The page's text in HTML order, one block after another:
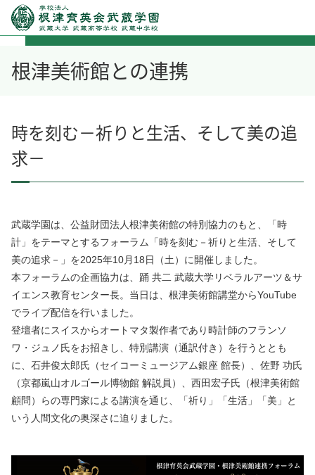
根津美術館との連携
時を刻む－祈りと生活、そして美の追
求－
武蔵学園は、公益財団法人根津美術館の特別協力のもと、「時
計」をテーマとするフォーラム「時を刻む－祈りと生活、そして
美の追求－」を2025年10月18日（土）に開催しました。
本フォーラムの企画協力は、踊 共二 武蔵大学リベラルアーツ＆サ
イエンス教育センター長。当日は、根津美術館講堂からYouTube
でライブ配信を行いました。
登壇者にスイスからオートマタ製作者であり時計師のフランソ
ワ・ジュノ氏をお招きし、特別講演（通訳付き）を行うととも
に、石井俊太郎氏（セイコーミュージアム銀座 館長）、佐野 功氏
（京都嵐山オルゴール博物館 解説員）、西田宏子氏（根津美術館
顧問）らの専門家による講演を通じ、「祈り」「生活」「美」と
いう人間文化の奥深さに迫りました。